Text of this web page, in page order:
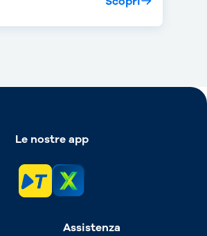
Le nostre app
Assistenza